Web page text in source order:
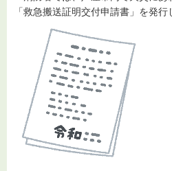
「救急搬送証明交付申請書」を発行